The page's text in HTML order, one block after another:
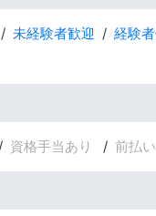
未経験者歓迎 経験
資格手当あり 前払い